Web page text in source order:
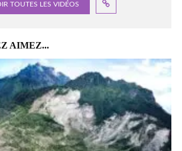
TOUTES LES VIDÉOS
AIMEZ...